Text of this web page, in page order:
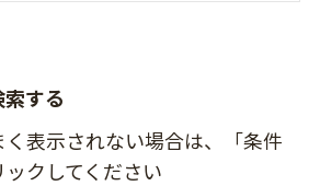
する
表示されない場合は、「条件
クしてください